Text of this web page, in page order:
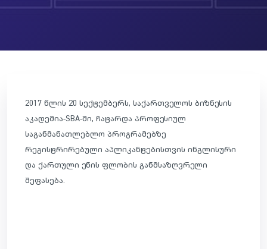
2017 წლის 20 სექტემბერს, საქართველოს ბიზნესის
აკადემია-SBA-ში, ჩატარდა პროფესიულ
საგანმანათლებლო პროგრამებზე
რეგისტრირებული აპლიკანტებისთვის ინგლისური
და ქართული ენის ფლობის განმსაზღვრელი
შეფასება.